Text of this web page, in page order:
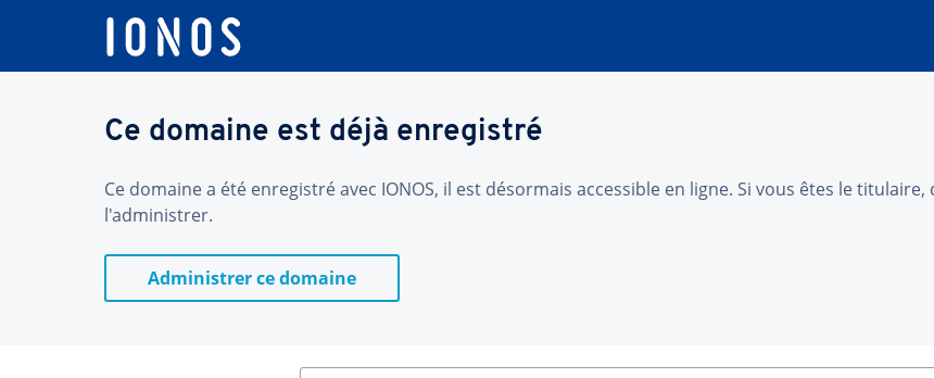
Ce domaine est déjà enregistré
Ce domaine a été enregistré avec IONOS, il est désormais accessible en ligne. Si vous êtes le
l'administrer.
Administrer ce domaine